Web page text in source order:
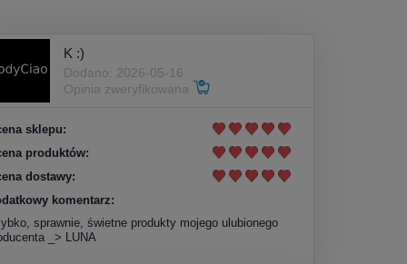
K :)
Dodano: 2026-05-16
Opinia zweryfikowana
sklepu:
produktów:
dostawy:
komentarz:
sprawnie, świetne produkty mojego ulubionego
_> LUNA